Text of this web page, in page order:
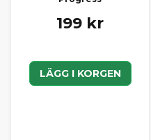
199 kr
LÄGG I KORGEN